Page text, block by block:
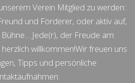
Verein Mitglied zu werden:
und Förderer, oder aktiv auf,
Jede(r), der Freude am
willkommen!Wir freuen uns
Tipps und persönliche